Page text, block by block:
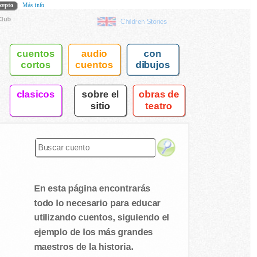
Children Stories
cuentos
cortos
audio
cuentos
con
dibujos
clasicos sobre el
sitio
obras de
teatro
En esta página encontrarás
todo lo necesario para educar
utilizando cuentos, siguiendo el
ejemplo de los más grandes
maestros de la historia.
Más info